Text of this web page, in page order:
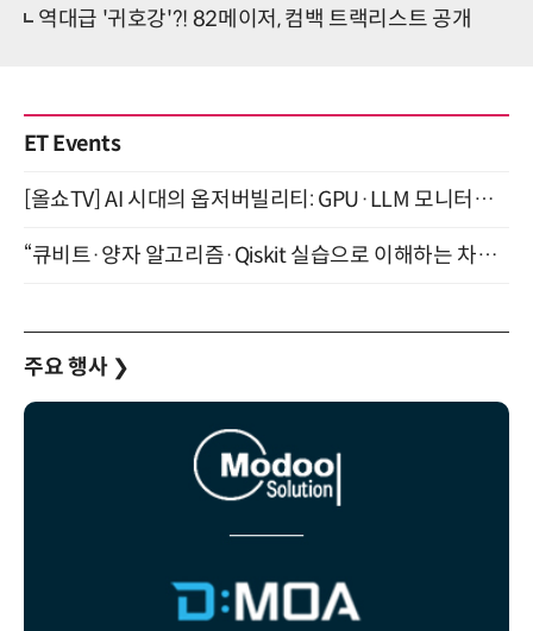
역대급 '귀호강'?! 82메이저, 컴백 트랙리스트 공개
ET Events
[올쇼TV] AI 시대의 옵저버빌리티: GPU·LLM 모니터링부터 AI 기반 장애 대응까지 (8/11 생방송)
“큐비트·양자 알고리즘·Qiskit 실습으로 이해하는 차세대 컴퓨팅” (8/28)
주요 행사 ❯